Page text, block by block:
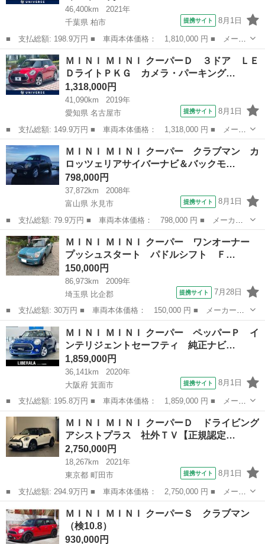
46,400km
2021年
千葉県 柏市
提携サイト 8月1日
■ 支払総額: 198.9万円 ■ 車両本体価格： 1,810,000 円 ■ メーカ
ー名： ＭＩＮＩ ■ 車種名： ＭＩＮＩ ■ グレード名： ワン
５ドア １オーナー クラシックトリム ドライビングアシストＰＫ
Ｇ ナビ...
千葉 柏市
ＭＩＮＩ ＭＩＮＩ クーパーＤ ３ドア ＬＥ
ＤライトＰＫＧ カメラ・パーキング…
1,318,000円
41,090km
2019年
愛知県 名古屋市
提携サイト 8月1日
■ 支払総額: 149.9万円 ■ 車両本体価格： 1,318,000 円 ■ メーカ
ー名： ＭＩＮＩ ■ 車種名： ＭＩＮＩ ■ グレード名： クーパ
ーＤ ３ドア ＬＥＤライトＰＫＧ カメラ・パーキングアシストＰ
ＫＧ ペ...
愛知 名古屋市
ＭＩＮＩ ＭＩＮＩ クーパー クラブマン カ
ロッツェリアサイバーナビ＆バックモ…
798,000円
37,872km
2008年
富山県 氷見市
提携サイト 8月1日
■ 支払総額: 79.9万円 ■ 車両本体価格： 798,000 円 ■ メーカー
名： ＭＩＮＩ ■ 車種名： ＭＩＮＩ ■ グレード名： クーパ
ー クラブマン カロッツェリアサイバーナビ＆バックモニター ２
０２５年版最新...
富山 氷見市
ＭＩＮＩ ＭＩＮＩ クーパー ワンオーナー
プッシュスタート パドルシフト Ｆ…
150,000円
86,973km
2009年
埼玉県 比企郡
提携サイト 7月28日
■ 支払総額: 30万円 ■ 車両本体価格： 150,000 円 ■ メーカー
名： ＭＩＮＩ ■ 車種名： ＭＩＮＩ ■ グレード名： クーパ
ー ワンオーナー プッシュスタート パドルシフト Ｆ／Ｒフォグ
ランプ ＥＴＣ ア...
埼玉 比企郡
ＭＩＮＩ ＭＩＮＩ クーパー ペッパーＰ イ
ンテリジェントセーフティ 純正ナビ…
1,859,000円
36,141km
2020年
大阪府 箕面市
提携サイト 8月1日
■ 支払総額: 195.8万円 ■ 車両本体価格： 1,859,000 円 ■ メーカ
ー名： ＭＩＮＩ ■ 車種名： ＭＩＮＩ ■ グレード名： クーパ
ー ペッパーＰ インテリジェントセーフティ 純正ナビ バックカ
メラ 純...
大阪 箕面市
ＭＩＮＩ ＭＩＮＩ クーパーＤ ドライビング
アシストプラス 社外ＴＶ【正規認定…
2,750,000円
18,267km
2021年
東京都 町田市
提携サイト 8月1日
■ 支払総額: 294.9万円 ■ 車両本体価格： 2,750,000 円 ■ メーカ
ー名： ＭＩＮＩ ■ 車種名： ＭＩＮＩ ■ グレード名： クーパ
ーＤ ドライビングアシストプラス 社外ＴＶ【正規認定中古車】
【全国正規...
東京 町田市
ＭＩＮＩ ＭＩＮＩ クーパーＳ クラブマン
（検10.8）
930,000円